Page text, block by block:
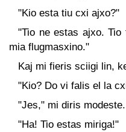
"Kio esta tiu cxi ajxo?"
"Tio ne estas ajxo.
mia flugmasxino."
Kaj mi fieris sciigi lin,
"Kio? Do vi falis el la
"Jes," mi diris modeste.
"Ha! Tio estas miriga!"